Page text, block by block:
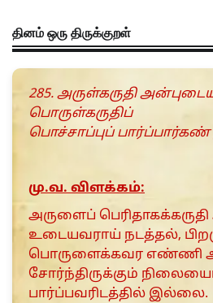
தினம் ஒரு திருக்குறள்
285. அருள்கருதி
பொருள்கருதிப்
பொச்சாப்புப்
மு.வ. விளக்கம்:
அருளைப்
உடையவராய் நடத்தல்,
பொருளைக்கவர எண்ணி
சோர்ந்திருக்கும்
பார்ப்பவரிடத்தில் இல்லை.